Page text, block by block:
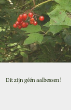
Dit zijn géén aalbessen!